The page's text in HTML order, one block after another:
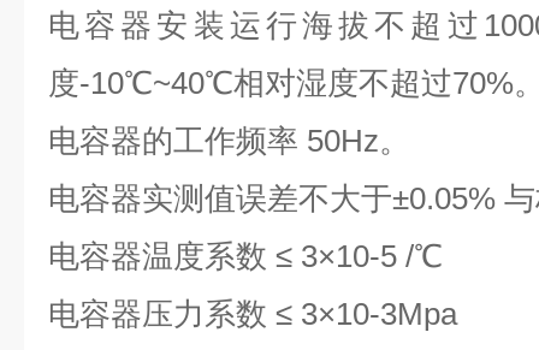
电容器安装运行海拔不超过
度-10℃~40℃相对湿度不超过70%
电容器的工作频率 50Hz。
电容器实测值误差不大于±0.05%
电容器温度系数 ≤ 3×10-5 /℃
电容器压力系数 ≤ 3×10-3Mpa